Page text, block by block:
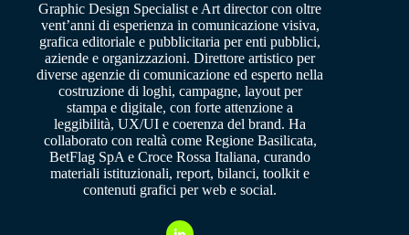
Graphic Design Specialist e Art director con oltre
vent’anni di esperienza in comunicazione visiva,
grafica editoriale e pubblicitaria per enti pubblici,
aziende e organizzazioni. Direttore artistico per
diverse agenzie di comunicazione ed esperto nella
costruzione di loghi, campagne, layout per
stampa e digitale, con forte attenzione a
leggibilità, UX/UI e coerenza del brand. Ha
collaborato con realtà come Regione Basilicata,
BetFlag SpA e Croce Rossa Italiana, curando
materiali istituzionali, report, bilanci, toolkit e
contenuti grafici per web e social.